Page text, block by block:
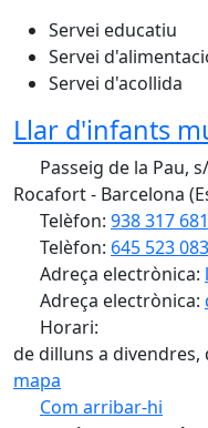
Servei educatiu
Servei
Servei d'acollida
Llar d'infants
Passeig de la Pau,
Rocafort - Barcelona
Telèfon: 938 317 681
Telèfon: 645 523 083
Adreça electrònica:
Adreça electrònica:
Horari:
de dilluns a divendres,
mapa
Com arribar-hi